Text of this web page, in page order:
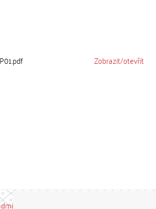
Zobrazit/otevřít
repozitar [at] cuni.cz